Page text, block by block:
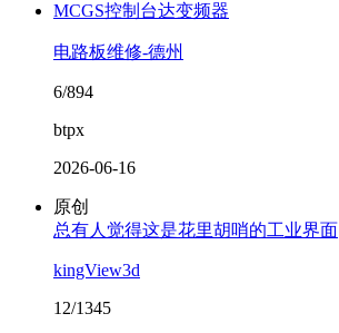
MCGS控制台达变频器
电路板维修-德州
6/894
btpx
2026-06-16
原创
总有人觉得这是花里胡哨的工业界面
kingView3d
12/1345